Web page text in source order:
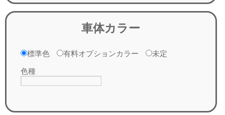
車体カラー
標準色 有料オプションカラー 未定
色種